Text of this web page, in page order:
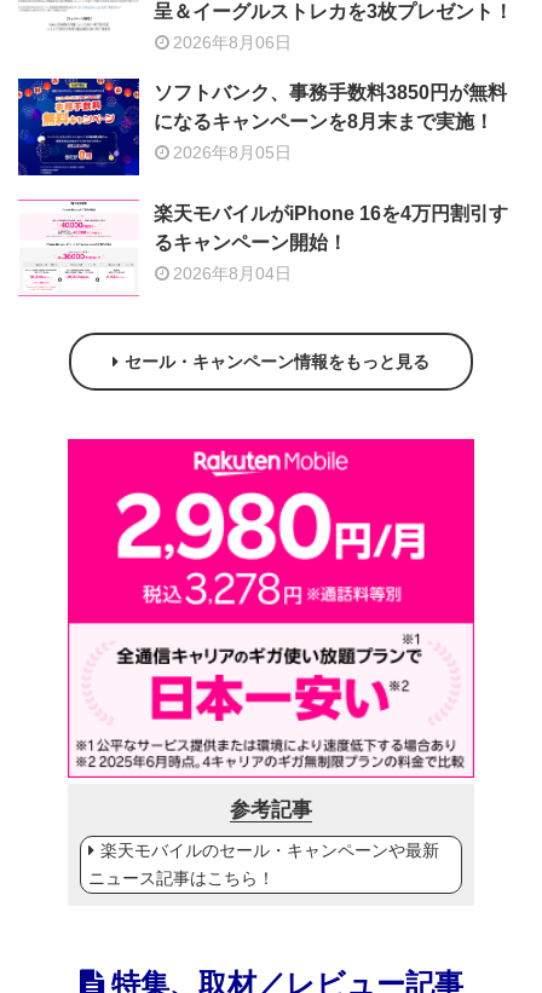
呈＆イーグルストレカを3枚プレゼント！
2026年8月06日
ソフトバンク、事務手数料3850円が無料
になるキャンペーンを8月末まで実施！
2026年8月05日
楽天モバイルがiPhone 16を4万円割引す
るキャンペーン開始！
2026年8月04日
セール・キャンペーン情報をもっと見る
参考記事
楽天モバイルのセール・キャンペーンや最新
ニュース記事はこちら！
特集、取材／レビュー記事